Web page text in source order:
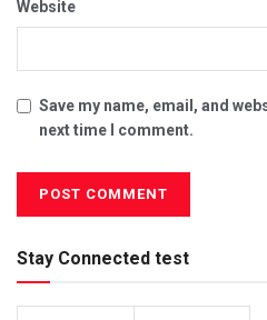
Website
Save my name, email, and
next time I comment.
Stay Connected test